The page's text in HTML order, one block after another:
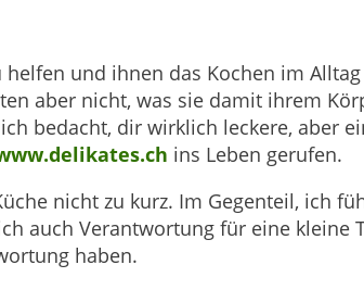
und ihnen das Kochen im
aber nicht, was sie damit ihrem
bedacht, dir wirklich leckere, aber
ins Leben gerufen.
nicht zu kurz. Im Gegenteil, ich
auch Verantwortung für eine kleine
haben.